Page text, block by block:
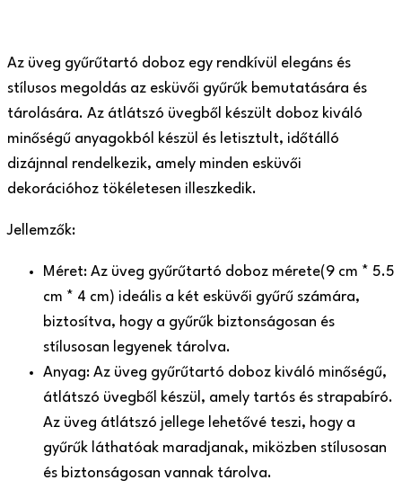
Az üveg gyűrűtartó doboz egy rendkívül elegáns és
stílusos megoldás az esküvői gyűrűk bemutatására és
tárolására. Az átlátszó üvegből készült doboz kiváló
minőségű anyagokból készül és letisztult, időtálló
dizájnnal rendelkezik, amely minden esküvői
dekorációhoz tökéletesen illeszkedik.
Jellemzők:
Méret: Az üveg gyűrűtartó doboz mérete(9 cm * 5.5
cm * 4 cm) ideális a két esküvői gyűrű számára,
biztosítva, hogy a gyűrűk biztonságosan és
stílusosan legyenek tárolva.
Anyag: Az üveg gyűrűtartó doboz kiváló minőségű,
átlátszó üvegből készül, amely tartós és strapabíró.
Az üveg átlátszó jellege lehetővé teszi, hogy a
gyűrűk láthatóak maradjanak, miközben stílusosan
és biztonságosan vannak tárolva.